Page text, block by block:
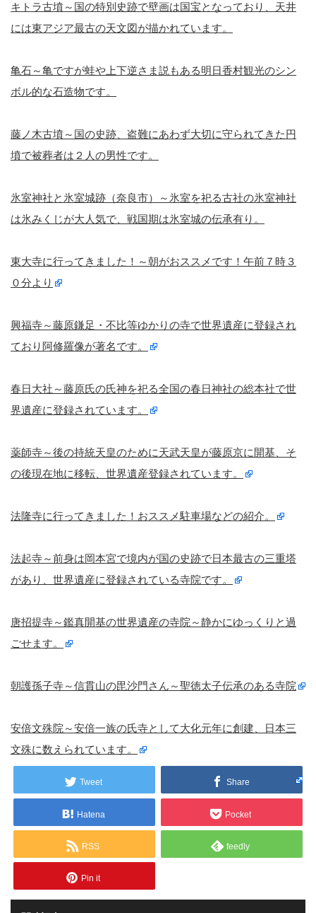
キトラ古墳～国の特別史跡で壁画は国宝となっており、天井
には東アジア最古の天文図が描かれています。
亀石～亀ですが蛙や上下逆さま説もある明日香村観光のシン
ボル的な石造物です。
藤ノ木古墳～国の史跡、盗難にあわず大切に守られてきた円
墳で被葬者は２人の男性です。
氷室神社と氷室城跡（奈良市）～氷室を祀る古社の氷室神社
は氷みくじが大人気で、戦国期は氷室城の伝承有り。
東大寺に行ってきました！～朝がおススメです！午前７時３
０分より
興福寺～藤原鎌足・不比等ゆかりの寺で世界遺産に登録され
ており阿修羅像が著名です。
春日大社～藤原氏の氏神を祀る全国の春日神社の総本社で世
界遺産に登録されています。
薬師寺～後の持統天皇のために天武天皇が藤原京に開基、そ
の後現在地に移転、世界遺産登録されています。
法隆寺に行ってきました！おススメ駐車場などの紹介。
法起寺～前身は岡本宮で境内が国の史跡で日本最古の三重塔
があり、世界遺産に登録されている寺院です。
唐招提寺～鑑真開基の世界遺産の寺院～静かにゆっくりと過
ごせます。
朝護孫子寺～信貫山の毘沙門さん～聖徳太子伝承のある寺院
安倍文殊院～安倍一族の氏寺として大化元年に創建、日本三
文殊に数えられています。
Tweet Share
Hatena Pocket
RSS feedly
Pin it